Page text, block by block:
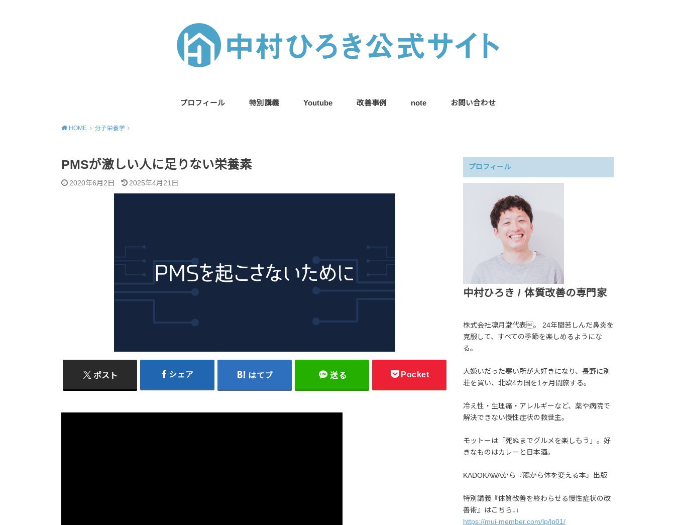
プロフィール 特別講義 Youtube 改善事例 note お問い合わせ
HOME 分子栄養学
PMSが激しい人に足りない栄養素
2020年6月2日 2025年4月21日
ポスト シェア はてブ 送る Pocket
プロフィール
中村ひろき / 体質改善の専門家
株式会社凛月堂代表。 24年間苦しんだ鼻炎を
克服して、すべての季節を楽しめるようにな
る。
大嫌いだった寒い所が大好きになり、長野に別
荘を買い、北欧4カ国を1ヶ月間旅する。
冷え性・生理痛・アレルギーなど、薬や病院で
解決できない慢性症状の救世主。
モットーは「死ぬまでグルメを楽しもう」。好
きなものはカレーと日本酒。
KADOKAWAから『腸から体を変える本』出版
特別講義『体質改善を終わらせる慢性症状の改
善術』はこちら↓↓
https://mui-member.com/lp/lp01/